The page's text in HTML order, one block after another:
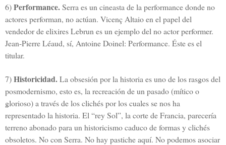
6)Performance.Serra es un cineasta de la performance donde no
actores performan, no actúan. Vicenç Altaio en el papel del
vendedor de elixires Lebrun es un ejemplo del no actor performer.
Jean-Pierre Léaud, sí, Antoine Doinel: Performance. Éste es el
titular.
7)Historicidad.La obsesión por la historia es uno de los rasgos del
posmodernismo, esto es, la recreación de un pasado (mítico o
glorioso) a través de los clichés por los cuales se nos ha
representado la historia. El “rey Sol”, la corte de Francia, parecería
terreno abonado para un historicismo caduco de formas y clichés
obsoletos. No con Serra. No hay pastiche aquí. No podemos asociar